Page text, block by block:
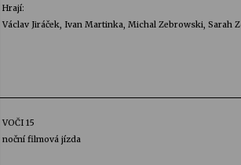
Vysočinka
17. 7. 2026
Hrají:
Václav Jiráček, Ivan Martinka, Michal Zebrowski, Sarah
VOČI 15
noční filmová jízda